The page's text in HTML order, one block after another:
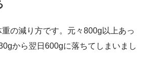
の減り方です。元々800g以上あっ
から翌日600gに落ちてしまいまし